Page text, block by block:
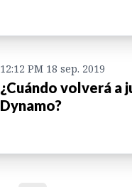
12:12 PM 18 sep. 2019
¿Cuándo volverá a
Dynamo?